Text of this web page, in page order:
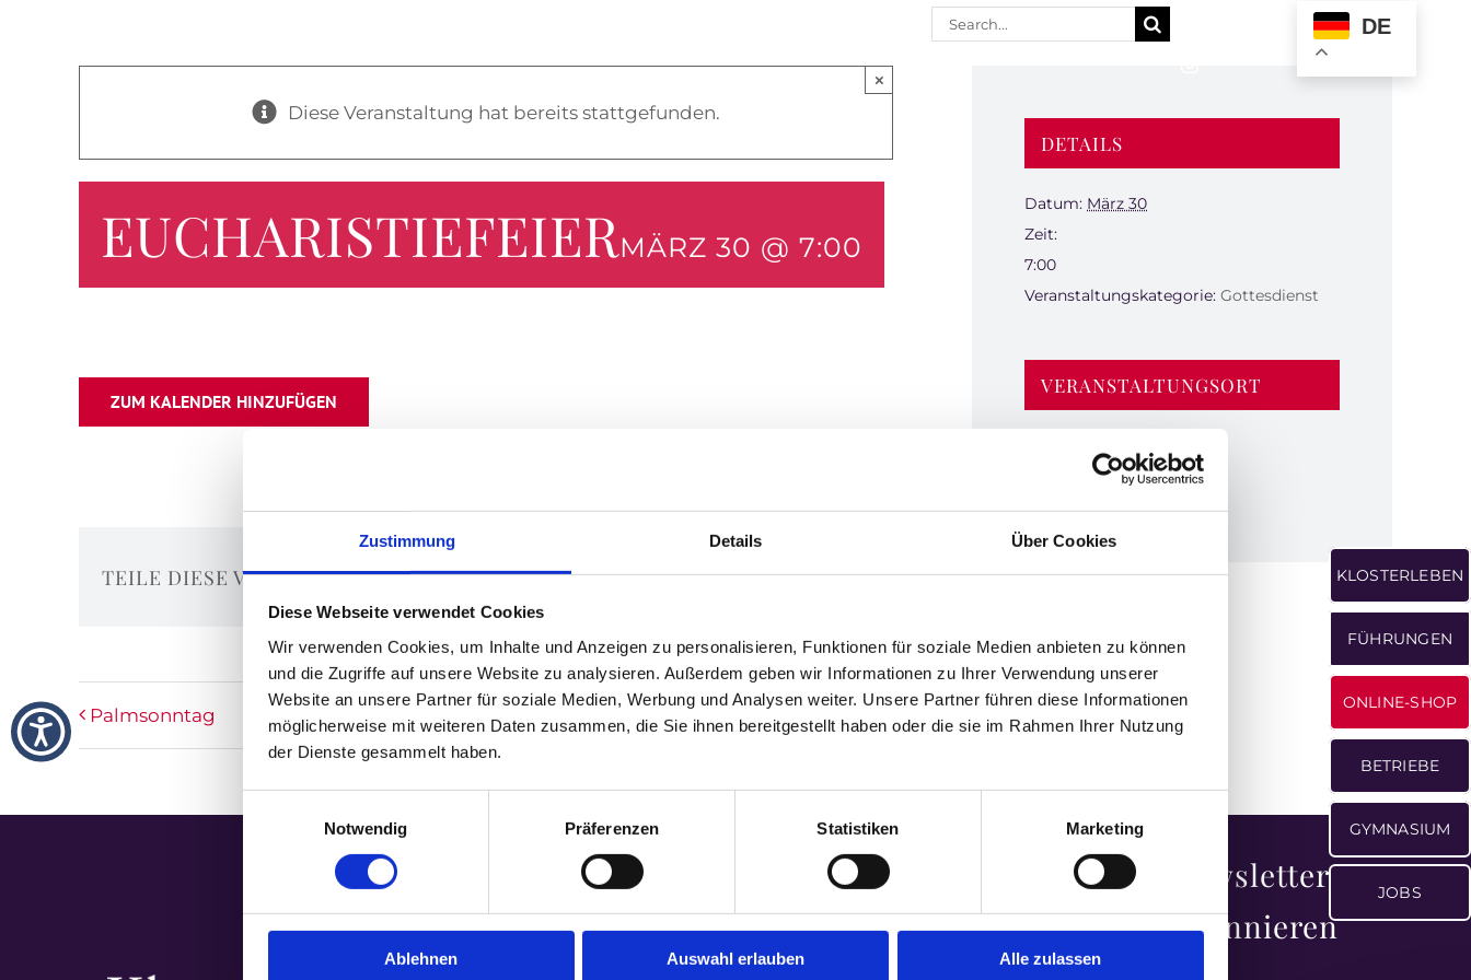
Zustimmung Details Über Cookies
Diese Webseite verwendet Cookies
Wir verwenden Cookies, um Inhalte und Anzeigen zu personalisieren, Funktionen für soziale Medien anbieten zu können
und die Zugriffe auf unsere Website zu analysieren. Außerdem geben wir Informationen zu Ihrer Verwendung unserer
Website an unsere Partner für soziale Medien, Werbung und Analysen weiter. Unsere Partner führen diese Informationen
möglicherweise mit weiteren Daten zusammen, die Sie ihnen bereitgestellt haben oder die sie im Rahmen Ihrer Nutzung
der Dienste gesammelt haben.
Notwendig
Präferenzen Statistiken Marketing
Ablehnen Auswahl erlauben Alle zulassen
Suche
DE
Diese Veranstaltung hat bereits stattgefunden.
×
EUCHARISTIEFEIERMÄRZ 30 @ 7:00
ZUM KALENDER HINZUFÜGEN
TEILE DIESE VERANSTALTUNG
Palmsonntag Basilikaführung
DETAILS
Datum: März 30
Zeit:
7:00
Veranstaltungskategorie: Gottesdienst
VERANSTALTUNGSORT
Gottesdienste
Mönch werden
Newsletter
abonnieren
KLOSTERLEBEN
FÜHRUNGEN
ONLINE-SHOP
BETRIEBE
GYMNASIUM
JOBS